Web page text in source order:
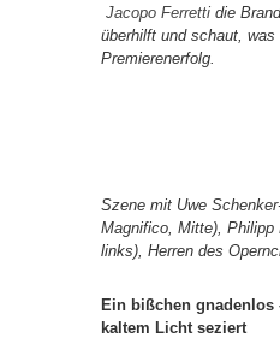
Jacopo Ferretti die
überhilft und schaut,
Premierenerfolg.
Szene mit Uwe
Magnifico, Mitte), Philipp
links), Herren des
Ein bißchen gnadenlos
kaltem Licht seziert